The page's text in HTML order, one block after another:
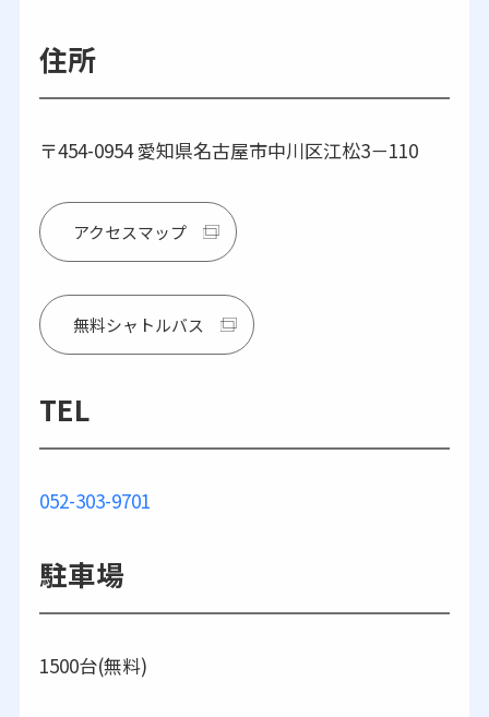
住所
〒454-0954 愛知県名古屋市中川区江松3－110
アクセスマップ
無料シャトルバス
TEL
052-303-9701
駐車場
1500台(無料)